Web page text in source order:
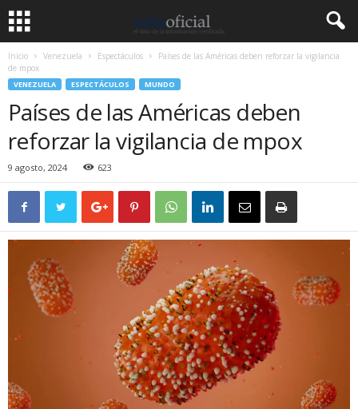
Inicio Venezuela Espectáculos
Países de las Américas deben reforzar la vigilancia
de mpox
VENEZUELA ESPECTÁCULOS MUNDO
Países de las Américas deben
reforzar la vigilancia de mpox
9 agosto, 2024 623